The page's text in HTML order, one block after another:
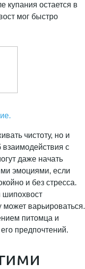
купания остается в
мог быстро
чистоту, но и
взаимодействия с
даже начать
эмоциями, если
и без стресса.
шипохвост
может варьироваться.
питомца и
предпочтений.